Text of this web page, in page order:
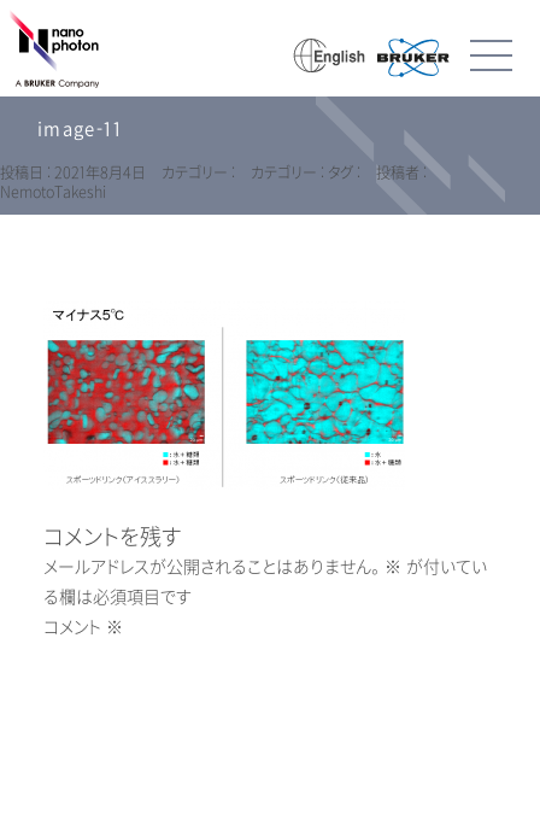
image-11
投稿日 : 2021年8月4日 カテゴリー : カテゴリー : タグ :
投稿者 :
NemotoTakeshi
コメントを残す
メールアドレスが公開されることはありません。 ※ が付いてい
る欄は必須項目です
コメント ※